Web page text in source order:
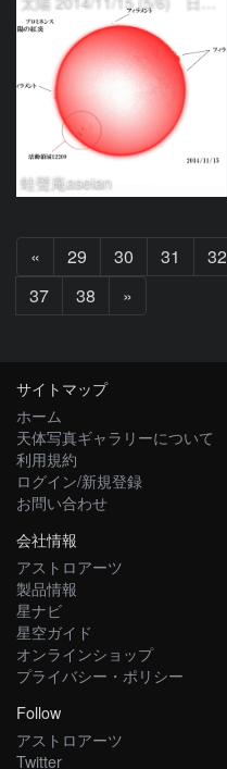
蛙聲庵aseian
«
へ
29 30 31 32
37
38 »
へ
サイトマップ
ホーム
天体写真ギャラリーについて
利用規約
ログイン/新規登録
お問い合わせ
会社情報
アストロアーツ
製品情報
星ナビ
星空ガイド
オンラインショップ
プライバシー・ポリシー
Follow
アストロアーツ
Twitter